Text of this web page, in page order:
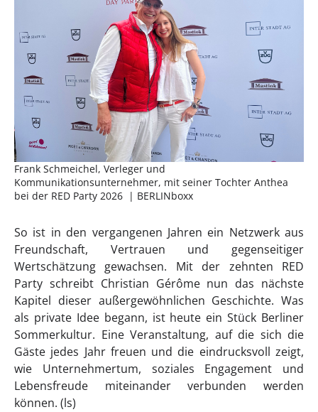
Frank Schmeichel, Verleger und
Kommunikationsunternehmer, mit seiner Tochter Anthea
bei der RED Party 2026 | BERLINboxx
So ist in den vergangenen Jahren ein Netzwerk aus
Freundschaft, Vertrauen und gegenseitiger
Wertschätzung gewachsen. Mit der zehnten RED
Party schreibt Christian Gérôme nun das nächste
Kapitel dieser außergewöhnlichen Geschichte. Was
als private Idee begann, ist heute ein Stück Berliner
Sommerkultur. Eine Veranstaltung, auf die sich die
Gäste jedes Jahr freuen und die eindrucksvoll zeigt,
wie Unternehmertum, soziales Engagement und
Lebensfreude miteinander verbunden werden
können. (ls)